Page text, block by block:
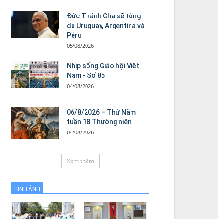
Đức Thánh Cha sẽ tông
du Uruguay, Argentina và
Pêru
05/08/2026
Nhịp sống Giáo hội Việt
Nam - Số 85
04/08/2026
06/8/2026 – Thứ Năm
tuần 18 Thường niên
04/08/2026
Xem thêm
HÌNH ẢNH